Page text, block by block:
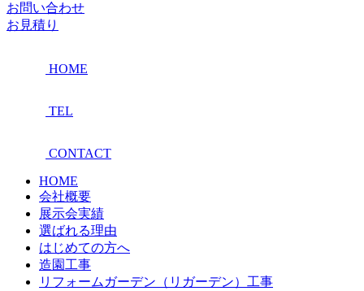
お問い合わせ
お見積り
HOME
TEL
CONTACT
HOME
会社概要
展示会実績
選ばれる理由
はじめての方へ
造園工事
リフォームガーデン（リガーデン）工事